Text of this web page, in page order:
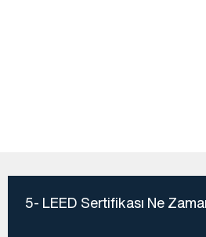
5- LEED Sertifikası Ne